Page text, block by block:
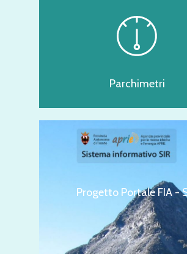
Parchimetri
Progetto Portale FIA -